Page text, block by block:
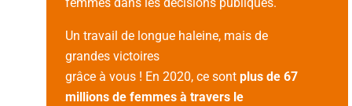
Un travail de longue haleine, mais de
grandes victoires
grâce à vous ! En 2020, ce sont plus de 67
millions de femmes à travers le